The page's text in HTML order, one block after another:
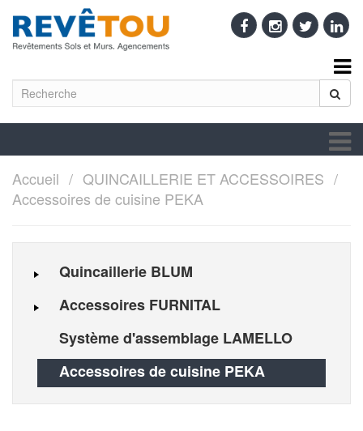
Accueil
QUINCAILLERIE ET ACCESSOIRES
Accessoires de cuisine PEKA
Quincaillerie BLUM
Accessoires FURNITAL
Système d'assemblage LAMELLO
Accessoires de cuisine PEKA